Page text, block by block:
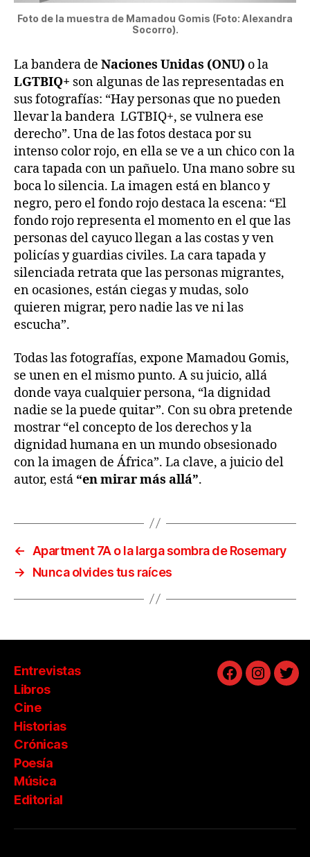
Foto de la muestra de Mamadou Gomis (Foto: Alexandra
Socorro).
La bandera de Naciones Unidas (ONU) o la
LGTBIQ+ son algunas de las representadas en
sus fotografías: “Hay personas que no pueden
llevar la bandera LGTBIQ+, se vulnera ese
derecho”. Una de las fotos destaca por su
intenso color rojo, en ella se ve a un chico con la
cara tapada con un pañuelo. Una mano sobre su
boca lo silencia. La imagen está en blanco y
negro, pero el fondo rojo destaca la escena: “El
fondo rojo representa el momento en el que las
personas del cayuco llegan a las costas y ven
policías y guardias civiles. La cara tapada y
silenciada retrata que las personas migrantes,
en ocasiones, están ciegas y mudas, solo
quieren migrar, pero nadie las ve ni las
escucha”.
Todas las fotografías, expone Mamadou Gomis,
se unen en el mismo punto. A su juicio, allá
donde vaya cualquier persona, “la dignidad
nadie se la puede quitar”. Con su obra pretende
mostrar “el concepto de los derechos y la
dignidad humana en un mundo obsesionado
con la imagen de África”. La clave, a juicio del
autor, está “en mirar más allá”.
← Apartment 7A o la larga sombra de Rosemary
→
Nunca olvides tus raíces
Entrevistas
Libros
Cine
Historias
Crónicas
Poesía
Música
Editorial
Facebook